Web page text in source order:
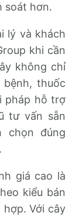
soát hơn.
lý và khách
khi cần
không chỉ
thuốc
pháp hỗ trợ
tư vấn sẵn
chọn đúng
giá cao là
kiểu bán
Với cây